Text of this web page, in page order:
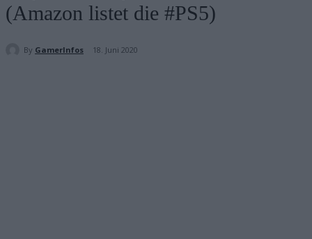
(Amazon listet die #PS5)
By GamerInfos 18. Juni 2020